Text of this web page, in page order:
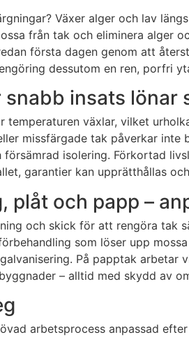
Växer alger och lav
från tak och eliminera alger
första dagen genom att
dessutom en ren, porfri
insats lönar
temperaturen växlar, vilket
missfärgade tak påverkar
isolering. Förkortad
garantier kan upprätthållas
och papp –
och skick för att rengöra
som löser upp
På papptak
– alltid med skydd av
arbetsprocess anpassad